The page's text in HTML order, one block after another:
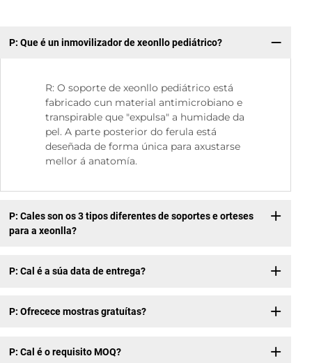
P: Que é un inmovilizador de xeonllo pediátrico?
R: O soporte de xeonllo pediátrico está
fabricado cun material antimicrobiano e
transpirable que "expulsa" a humidade da
pel. A parte posterior do ferula está
deseñada de forma única para axustarse
mellor á anatomía.
P: Cales son os 3 tipos diferentes de soportes e orteses
para a xeonlla?
P: Cal é a súa data de entrega?
P: Ofrecece mostras gratuítas?
P: Cal é o requisito MOQ?